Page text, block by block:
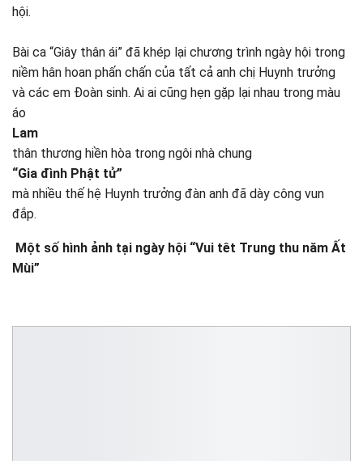
hội.
Bài ca “Giây thân ái” đã khép lại chương trình ngày hội trong
niềm hân hoan phấn chấn của tất cả anh chị Huynh trưởng
và các em Đoàn sinh. Ai ai cũng hẹn gặp lại nhau trong màu
áo
Lam
thân thương hiền hòa trong ngôi nhà chung
“Gia đình Phật tử”
mà nhiều thế hệ Huynh trưởng đàn anh đã dày công vun
đắp.
Một số hình ảnh tại ngày hội “Vui têt Trung thu năm Ất
Mùi”